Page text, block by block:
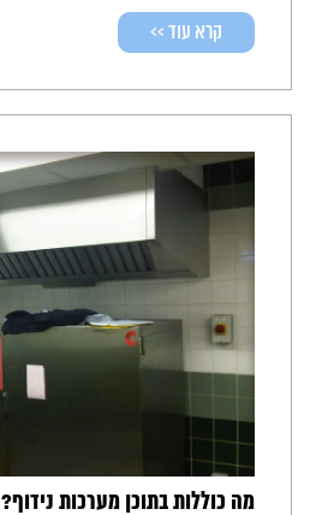
קרא עוד >>
מה כוללות בתוכן מערכות נידוף?